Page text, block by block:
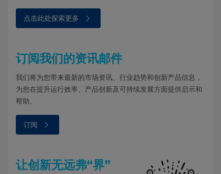
点击此处探索更多⁠⁠⁠
订阅我们的资讯邮件
我们将为您带来最新的市场资讯、行业趋势和创新产品信息，
为您在提升运行效率、产品创新及可持续发展方面提供启示和
帮助。
订阅⁠
让创新无远弗“界”